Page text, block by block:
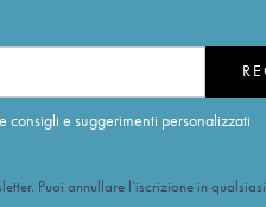
consigli e suggerimenti personalizzati
Puoi annullare l’iscrizione in